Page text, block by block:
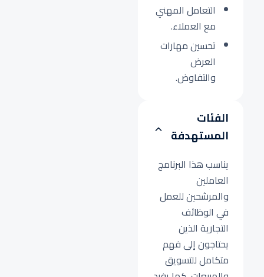
التعامل المهني
مع العملاء.
تحسين مهارات
العرض
والتفاوض.
الفئات
المستهدفة
يناسب هذا البرنامج
العاملين
والمرشحين للعمل
في الوظائف
التجارية الذين
يحتاجون إلى فهم
متكامل للتسويق